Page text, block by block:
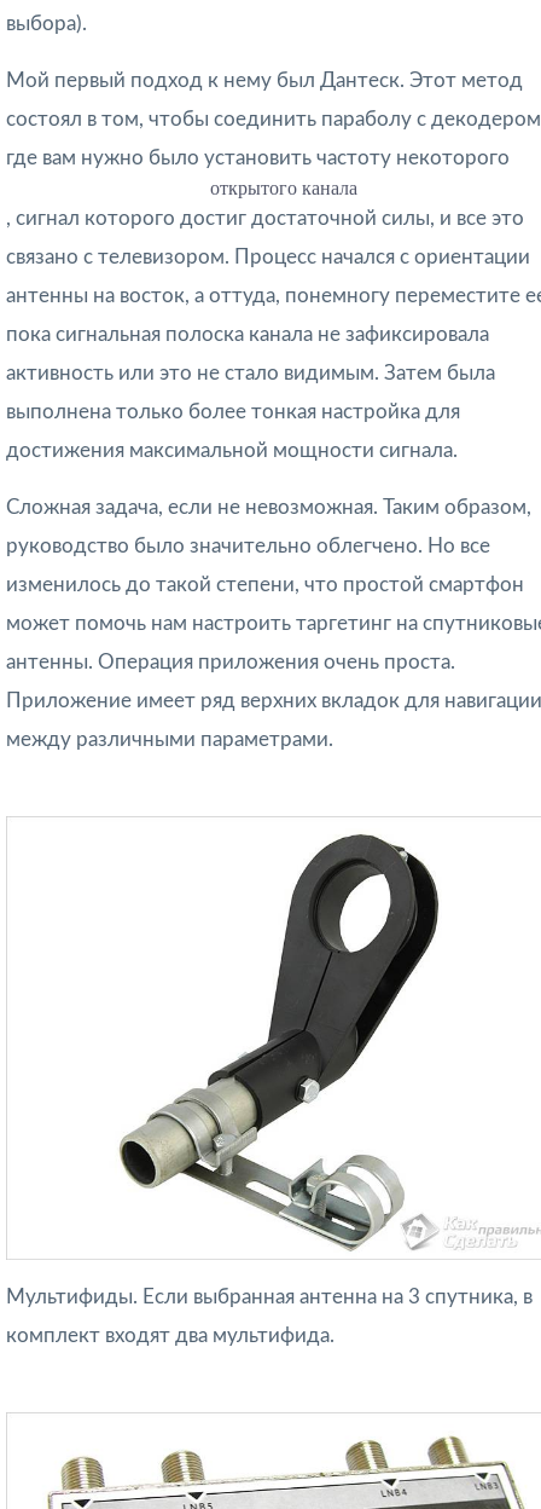
выбора).
Мой первый подход к нему был Дантеск. Этот метод
состоял в том, чтобы соединить параболу с
где вам нужно было установить частоту некоторого
открытого канала
, сигнал которого достиг достаточной силы, и все это
связано с телевизором. Процесс начался с ориентации
антенны на восток, а оттуда, понемногу переместите
пока сигнальная полоска канала не зафиксировала
активность или это не стало видимым. Затем была
выполнена только более тонкая настройка для
достижения максимальной мощности сигнала.
Сложная задача, если не невозможная. Таким образом,
руководство было значительно облегчено. Но все
изменилось до такой степени, что простой смартфон
может помочь нам настроить таргетинг на
антенны. Операция приложения очень проста.
Приложение имеет ряд верхних вкладок для навигации
между различными параметрами.
Мультифиды. Если выбранная антенна на 3 спутника, в
комплект входят два мультифида.